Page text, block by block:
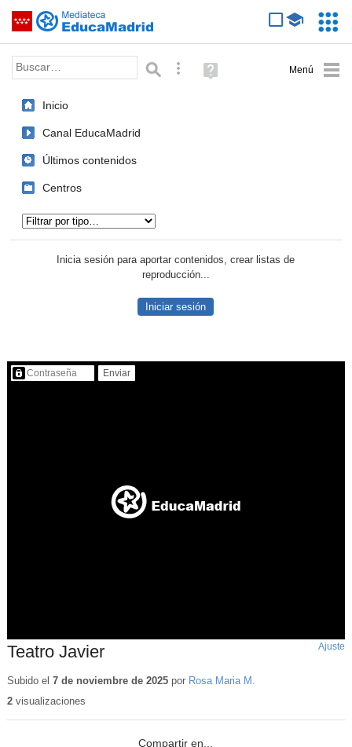
Saltar navegación
Palabra o frase: Búsqueda avanzada
Ayuda
(en
Inicio
Canal EducaMadrid
Últimos contenidos
Centros
Inicia sesión para aportar contenidos, crear listas de
reproducción...
Iniciar sesión
Contenido protegido…
Teatro Javier Ajuste
Subido el 7 de noviembre de 2025por Rosa Maria M.
2visualizaciones